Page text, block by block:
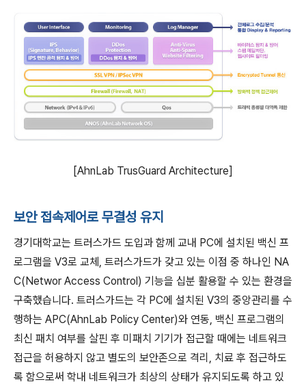
[AhnLab TrusGuard Architecture]
보안 접속제어로 무결성 유지
경기대학교는 트러스가드 도입과 함께 교내 PC에 설치된 백신 프
로그램을 V3로 교체, 트러스가드가 갖고 있는 이점 중 하나인 NA
C(Networ Access Control) 기능을 십분 활용할 수 있는 환경을
구축했습니다. 트러스가드는 각 PC에 설치된 V3의 중앙관리를 수
행하는 APC(AhnLab Policy Center)와 연동, 백신 프로그램의
최신 패치 여부를 살핀 후 미패치 기기가 접근할 때에는 네트워크
접근을 허용하지 않고 별도의 보안존으로 격리, 치료 후 접근하도
록 함으로써 학내 네트워크가 최상의 상태가 유지되도록 하고 있